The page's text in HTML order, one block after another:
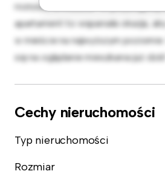
rozrywki w mieście. W przystępnej
apartament to wspaniała okazja,
w mieście na najwyższym
się na oglądanie mieszkania już dziś!
Cechy nieruchomości
Typ nieruchomości
Rozmiar